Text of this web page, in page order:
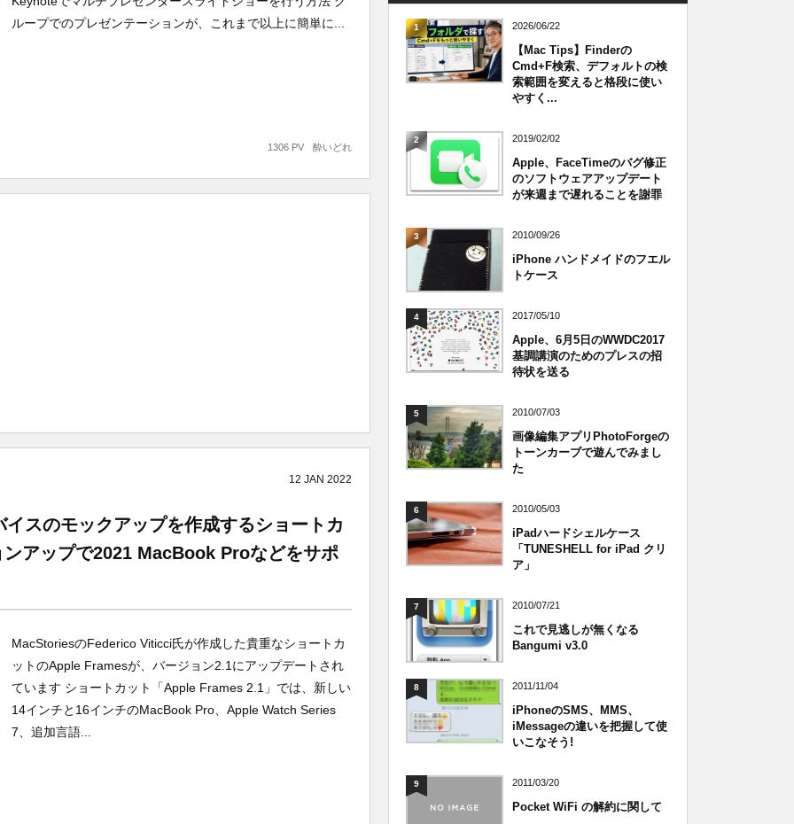
ループでのプレゼンテーションが、これまで以上に簡単に...
酔いどれ
1306 PV
12 JAN 2022
スのモックアップを作成するショートカ
アップで2021 MacBook Proなどをサポ
MacStoriesのFederico Viticci氏が作成した貴重なショートカ
ットのApple Framesが、バージョン2.1にアップデートされ
ています ショートカット「Apple Frames 2.1」では、新しい
14インチと16インチのMacBook Pro、Apple Watch Series
7、追加言語...
1 2026/06/22
【Mac Tips】Finderの
Cmd+F検索、デフォルトの検
索範囲を変えると格段に使い
やすく...
2 2019/02/02
Apple、FaceTimeのバグ修正
のソフトウェアアップデート
が来週まで遅れることを謝罪
3 2010/09/26
iPhone ハンドメイドのフエル
トケース
4 2017/05/10
Apple、6月5日のWWDC2017
基調講演のためのプレスの招
待状を送る
5 2010/07/03
画像編集アプリPhotoForgeの
トーンカーブで遊んでみまし
た
6 2010/05/03
iPadハードシェルケース
「TUNESHELL for iPad クリ
ア」
7 2010/07/21
これで見逃しが無くなる
Bangumi v3.0
8 2011/11/04
iPhoneのSMS、MMS、
iMessageの違いを把握して使
いこなそう!
9 2011/03/20
Pocket WiFi の解約に関して